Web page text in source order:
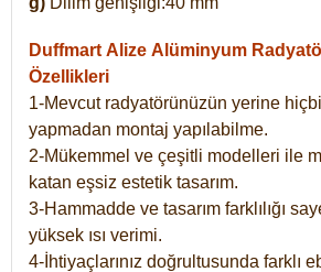
Duffmart Alize Alüminyum
Özellikleri
1-Mevcut radyatörünüzün yerine
yapmadan montaj yapılabilme.
2-Mükemmel ve çeşitli modelleri ile
katan eşsiz estetik tasarım.
3-Hammadde ve tasarım farklılığı
yüksek ısı verimi.
4-İhtiyaçlarınız doğrultusunda farklı